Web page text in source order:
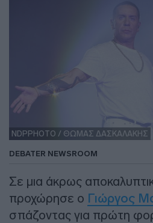
NDPPHOTO / ΘΩΜΑΣ ΔΑΣΚΑΛΑΚΗΣ
DEBATER NEWSROOM
Σε μια άκρως
προχώρησε ο Γιώργος
σπάζοντας για πρώτη